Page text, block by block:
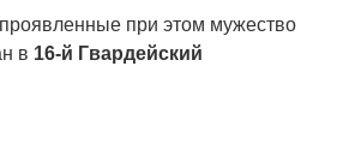
при этом мужество
в 16-й Гвардейский